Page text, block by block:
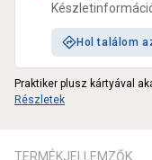
Hol találom
Praktiker plusz kártyával
Részletek
TERMÉKJELLEMZŐK